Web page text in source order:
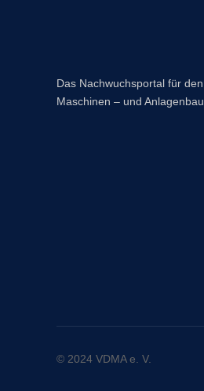
Das Nachwuchsportal für den
Maschinen – und Anlagenbau
© 2024 VDMA e. V.